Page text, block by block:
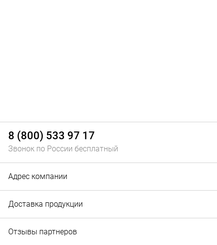
8 (800) 533 97 17
Звонок по России бесплатный
Адрес компании
Доставка продукции
Отзывы партнеров